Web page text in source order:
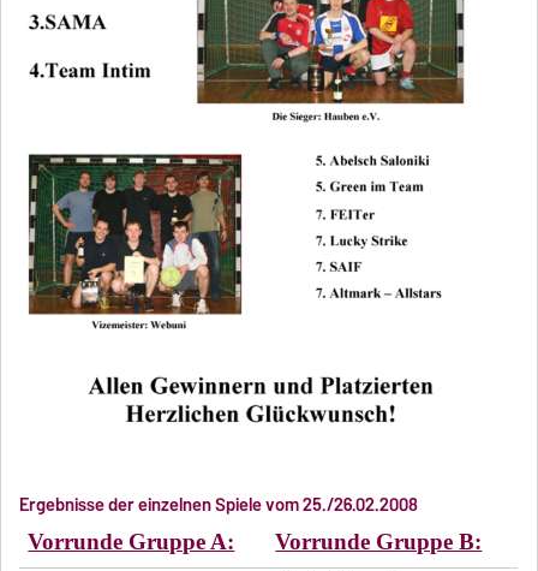
Ergebnisse der einzelnen Spiele vom 25./26.02.2008
Vorrunde Gruppe A: Vorrunde Gruppe B: